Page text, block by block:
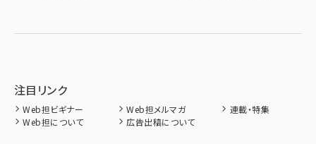
注目リンク
Web担ビギナー Web担メルマガ
連載・特集
Web担について
広告出稿について